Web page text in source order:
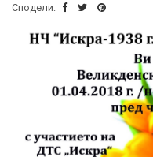
Сподели: